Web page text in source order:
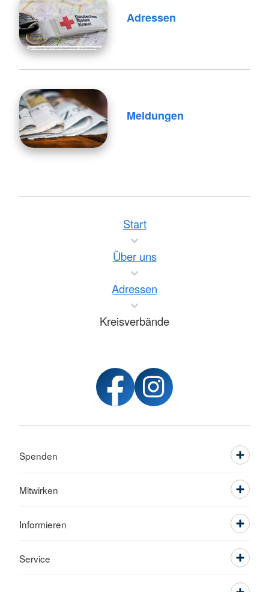
Adressen
Meldungen
Start
Über uns
Adressen
Kreisverbände
Spenden
Mitwirken
Informieren
Service